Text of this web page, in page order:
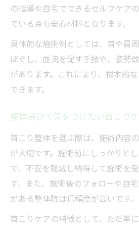
の指導や自宅でできるセルフケア
ている点も安心材料となります。
具体的な施術例としては、首や肩
ほぐし、血流を促す手技や、姿勢
があります。これにより、根本的
できます。
整体選びで気をつけたい首こり
首こり整体を選ぶ際は、施術内容
が大切です。施術前にしっかりと
で、不安を軽減し納得して施術を
す。また、施術後のフォローや自
がある整体院は信頼度が高いです。
首こりケアの特徴として、ただ単